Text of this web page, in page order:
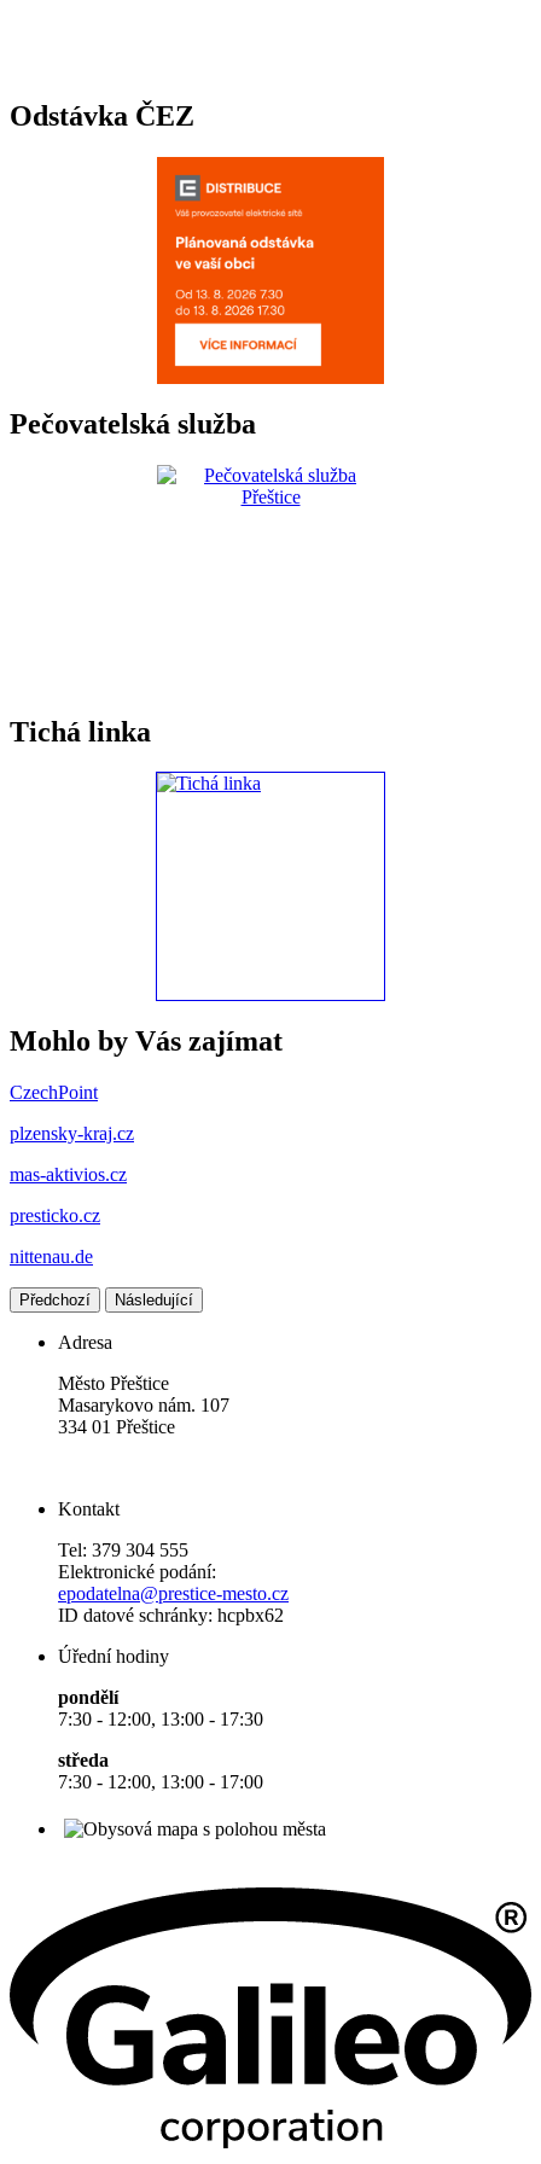
Odstávka ČEZ
Pečovatelská služba
Tichá linka
Mohlo by Vás zajímat
CzechPoint
plzensky-kraj.cz
mas-aktivios.cz
presticko.cz
nittenau.de
Předchozí Následující
Adresa
Město Přeštice
Masarykovo nám. 107
334 01 Přeštice
Kontakt
Tel: 379 304 555
Elektronické podání:
epodatelna@prestice-mesto.cz
ID datové schránky: hcpbx62
Úřední hodiny
pondělí
7:30 - 12:00, 13:00 - 17:30
středa
7:30 - 12:00, 13:00 - 17:00